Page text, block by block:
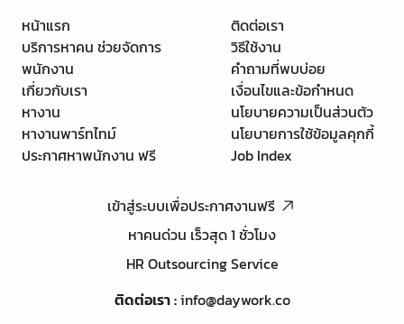
หน้าแรก
บริการหาคน ช่วยจัดการ
พนักงาน
เกี่ยวกับเรา
หางาน
หางานพาร์ทไทม์
ประกาศหาพนักงาน ฟรี
ติดต่อเรา
วิธีใช้งาน
คำถามที่พบบ่อย
เงื่อนไขและข้อกำหนด
นโยบายความเป็นส่วนตัว
นโยบายการใช้ข้อมูลคุกกี้
Job Index
เข้าสู่ระบบเพื่อประกาศงานฟรี
หาคนด่วน เร็วสุด 1 ชั่วโมง
HR Outsourcing Service
ติดต่อเรา:info@daywork.co